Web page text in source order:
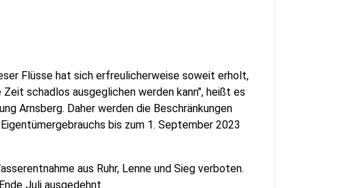
Flüsse hat sich erfreulicherweise soweit erholt,
schadlos ausgeglichen werden kann", heißt es
Arnsberg. Daher werden die Beschränkungen
bis zum 1. September 2023
aus Ruhr, Lenne und Sieg verboten.
Juli ausgedehnt.